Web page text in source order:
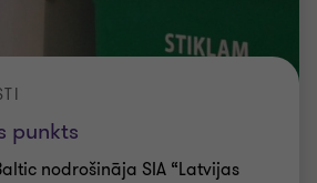
punkts
nodrošināja SIA “Latvijas